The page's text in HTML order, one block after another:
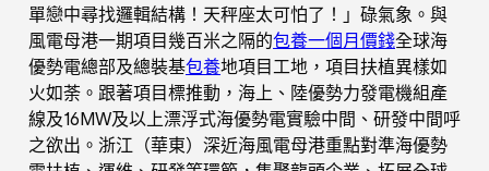
單戀中尋找邏輯結構！天秤座太可怕了！」碌氣象。與
風電母港一期項目幾百米之隔的包養一個月價錢全球海
優勢電總部及總裝基包養地項目工地，項目扶植異樣如
火如荼。跟著項目標推動，海上、陸優勢力發電機組產
線及16MW及以上漂浮式海優勢電實驗中間、研發中間呼
之欲出。浙江（華東）深近海風電母港重點對準海優勢